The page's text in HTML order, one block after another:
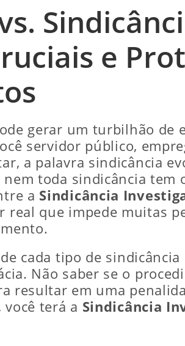
e
gerar um turbilhão de
servidor público,
a palavra sindicância
toda sindicância tem
a Sindicância
que impede muitas
cada tipo de sindicância
Não saber se o
resultar em uma
terá a Sindicância